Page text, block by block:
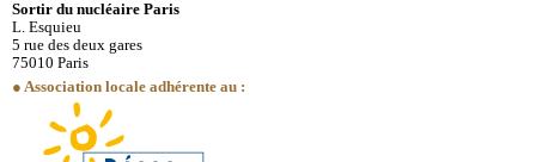
Sortir du nucléaire Paris
L. Esquieu
5 rue des deux gares
75010 Paris
● Association locale adhérente au :